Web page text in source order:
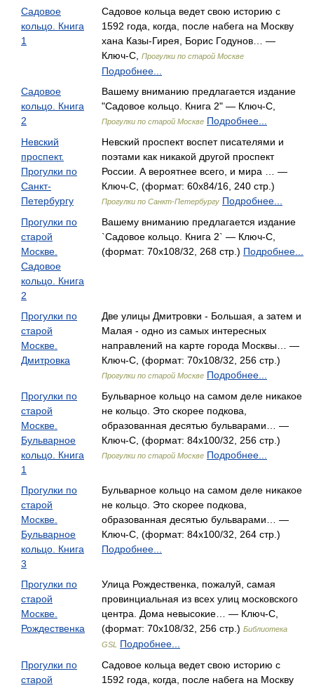
Садовое
кольцо. Книга
1
Садовое кольца ведет свою историю с
1592 года, когда, после набега на Москву
хана Казы-Гирея, Борис Годунов… —
Ключ-С,
Прогулки по старой Москве
Подробнее...
Садовое
кольцо. Книга
2
Вашему вниманию предлагается издание
"Садовое кольцо. Книга 2" — Ключ-С,
Прогулки по старой Москве Подробнее...
Невский
проспект.
Прогулки по
Санкт-
Петербургу
Невский проспект воспет писателями и
поэтами как никакой другой проспект
России. А вероятнее всего, и мира … —
Ключ-С, (формат: 60x84/16, 240 стр.)
Прогулки по Санкт-Петербургу Подробнее...
Прогулки по
старой
Москве.
Садовое
кольцо. Книга
2
Вашему вниманию предлагается издание
`Садовое кольцо. Книга 2` — Ключ-С,
(формат: 70x108/32, 268 стр.) Подробнее...
Прогулки по
старой
Москве.
Дмитровка
Две улицы Дмитровки - Большая, а затем и
Малая - одно из самых интересных
направлений на карте города Москвы… —
Ключ-С, (формат: 70x108/32, 256 стр.)
Прогулки по старой Москве Подробнее...
Прогулки по
старой
Москве.
Бульварное
кольцо. Книга
1
Бульварное кольцо на самом деле никакое
не кольцо. Это скорее подкова,
образованная десятью бульварами… —
Ключ-С, (формат: 84x100/32, 256 стр.)
Прогулки по старой Москве Подробнее...
Прогулки по
старой
Москве.
Бульварное
кольцо. Книга
3
Бульварное кольцо на самом деле никакое
не кольцо. Это скорее подкова,
образованная десятью бульварами… —
Ключ-С, (формат: 84x100/32, 264 стр.)
Подробнее...
Прогулки по
старой
Москве.
Рождественка
Улица Рождественка, пожалуй, самая
провинциальная из всех улиц московского
центра. Дома невысокие… — Ключ-С,
(формат: 70x108/32, 256 стр.) Библиотека
GSL
Подробнее...
Прогулки по
старой
Садовое кольца ведет свою историю с
1592 года, когда, после набега на Москву